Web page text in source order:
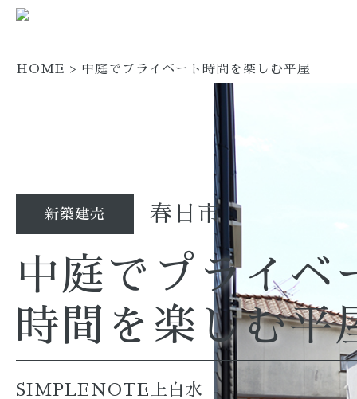
HOME > 中庭でプライベート時間を楽しむ平屋
新築建売 春日市
中庭でプライベ
時間を楽しむ平
SIMPLENOTE上白水